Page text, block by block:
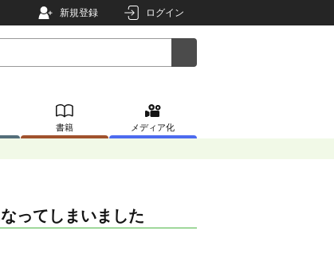
新規登録 ログイン
書籍 メディア化
ってしまいました